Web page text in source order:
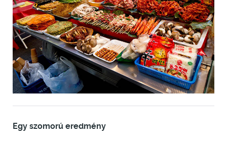
Egy szomorú eredmény